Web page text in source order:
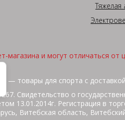
Тяжелая
магазина и могут отличаться от
— товары для спорта с
Свидетельство о
13.01.2014г. Регистрация в
Витебская область,